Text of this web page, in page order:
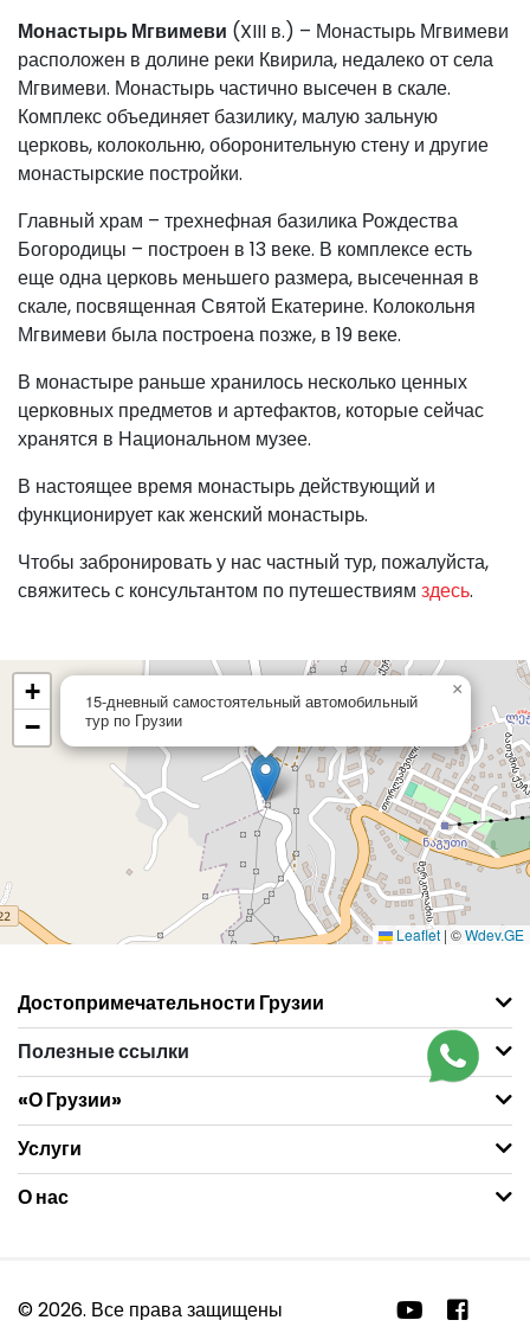
Монастырь Мгвимеви (XIII в.) – Монастырь Мгвимеви
расположен в долине реки Квирила, недалеко от села
Мгвимеви. Монастырь частично высечен в скале.
Комплекс объединяет базилику, малую зальную
церковь, колокольню, оборонительную стену и другие
монастырские постройки.
Главный храм – трехнефная базилика Рождества
Богородицы – построен в 13 веке. В комплексе есть
еще одна церковь меньшего размера, высеченная в
скале, посвященная Святой Екатерине. Колокольня
Мгвимеви была построена позже, в 19 веке.
В монастыре раньше хранилось несколько ценных
церковных предметов и артефактов, которые сейчас
хранятся в Национальном музее.
В настоящее время монастырь действующий и
функционирует как женский монастырь.
Чтобы забронировать у нас частный тур, пожалуйста,
свяжитесь с консультантом по путешествиям здесь.
15-дневный самостоятельный автомобильный
тур по Грузии
×
+
−
Leaflet | ©Wdev.GE
Достопримечательности Грузии
Полезные ссылки
«О Грузии»
Услуги
О нас
© 2026. Все права защищены